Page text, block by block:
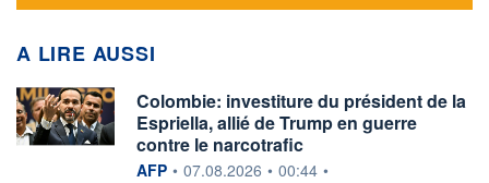
A LIRE AUSSI
Colombie: investiture du président de la
Espriella, allié de Trump en guerre
contre le narcotrafic
information fournie par
AFP • 07.08.2026 • 00:44 •